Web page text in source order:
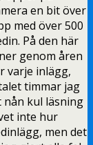
en bit över
med över 500
På den här
genom åren
varje inlägg,
timmar jag
nån kul läsning
inte hur
men det